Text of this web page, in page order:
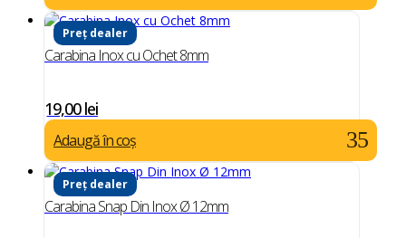
Preț dealer
Carabina Inox cu Ochet 8mm
19,00lei
Adaugă în coș
Preț dealer
Carabina Snap Din Inox Ø 12mm